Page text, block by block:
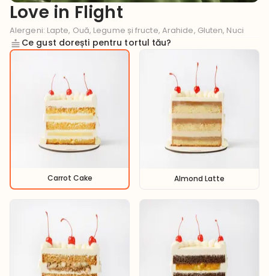
Love in Flight
Alergeni: Lapte, Ouă, Legume și fructe, Arahide, Gluten, Nuci
Ce gust dorești pentru tortul tău?
Carrot Cake Almond Latte